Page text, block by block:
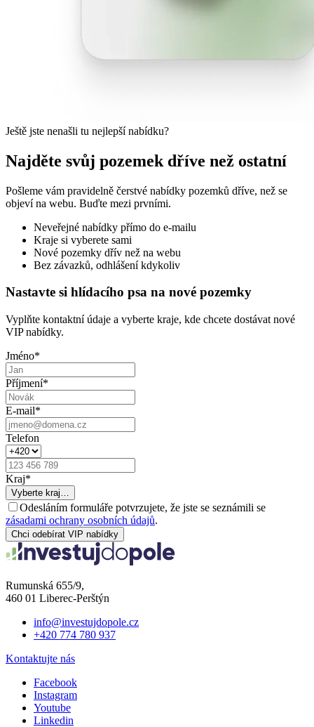
Ještě jste nenašli tu nejlepší nabídku?
Najděte svůj pozemek dříve než ostatní
Pošleme vám pravidelně čerstvé nabídky pozemků dříve, než se
objeví na webu. Buďte mezi prvními.
Neveřejné nabídky přímo do e-mailu
Kraje si vyberete sami
Nové pozemky dřív než na webu
Bez závazků, odhlášení kdykoliv
Nastavte si hlídacího psa na nové pozemky
Vyplňte kontaktní údaje a vyberte kraje, kde chcete dostávat nové
VIP nabídky.
Jméno*
Příjmení*
E-mail*
Telefon
Kraj*
Vyberte kraj…
Odesláním formuláře potvrzujete, že jste se seznámili se
zásadami ochrany osobních údajů.
Chci odebírat VIP nabídky
Rumunská 655/9,
460 01 Liberec-Perštýn
info@investujdopole.cz
+420 774 780 937
Kontaktujte nás
Facebook
Instagram
Youtube
Linkedin